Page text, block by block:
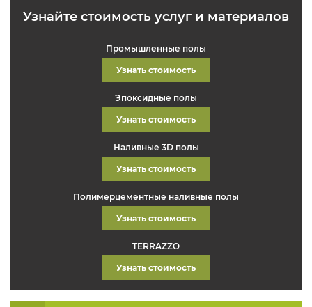
Узнайте стоимость услуг и материалов
Промышленные полы
Узнать стоимость
Эпоксидные полы
Узнать стоимость
Наливные 3D полы
Узнать стоимость
Полимерцементные наливные полы
Узнать стоимость
TERRAZZO
Узнать стоимость